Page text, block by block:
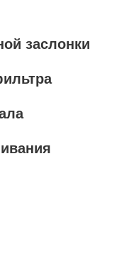
заслонки